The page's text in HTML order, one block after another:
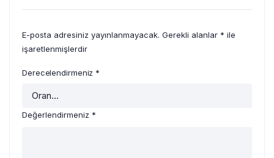
E-posta adresiniz yayınlanmayacak. Gerekli alanlar * ile
işaretlenmişlerdir
Derecelendirmeniz *
Değerlendirmeniz *